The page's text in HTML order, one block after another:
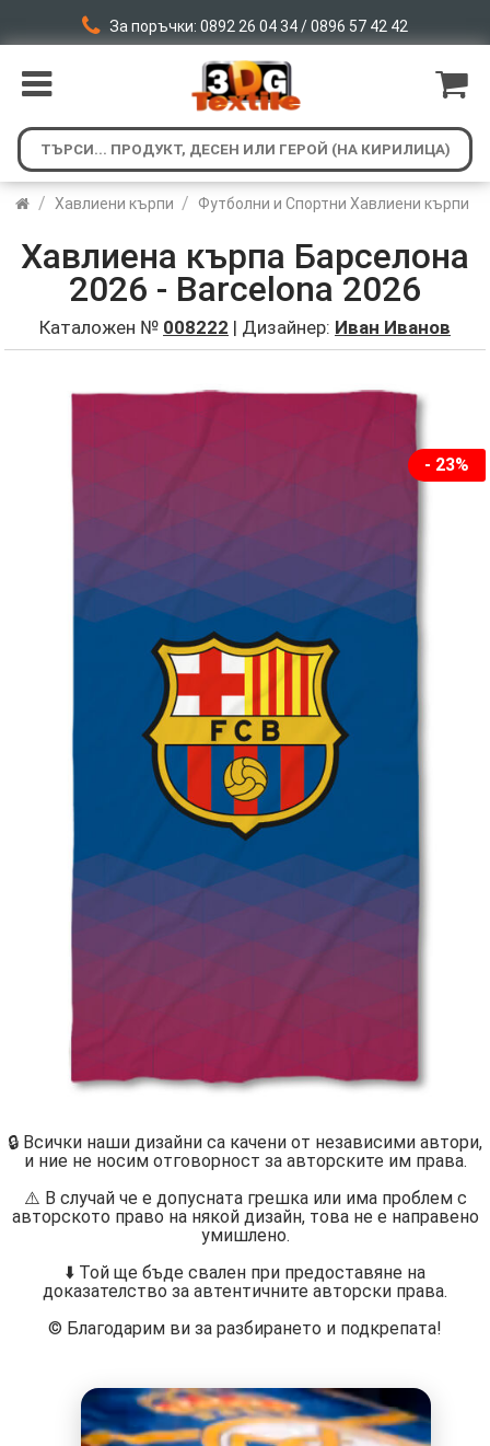
За поръчки: 0892 26 04 34 / 0896 57 42 42
/ Хавлиени кърпи / Футболни и Спортни Хавлиени кърпи
Хавлиена кърпа Барселона
2026 - Barcelona 2026
Каталожен № 008222 | Дизайнер: Иван Иванов
- 23%
🔒 Всички наши дизайни са качени от независими автори,
и ние не носим отговорност за авторските им права.
⚠️ В случай че е допусната грешка или има проблем с
авторското право на някой дизайн, това не е направено
умишлено.
⬇️ Той ще бъде свален при предоставяне на
доказателство за автентичните авторски права.
©️ Благодарим ви за разбирането и подкрепата!